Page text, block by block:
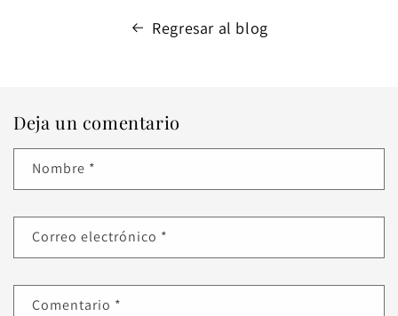
Regresar al blog
Deja un comentario
Nombre *
Correo electrónico *
Comentario *